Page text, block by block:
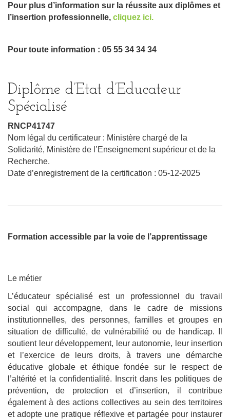
Pour plus d’information sur la réussite aux diplômes et
l’insertion professionnelle, cliquez ici.
Pour toute information : 05 55 34 34 34
Diplôme d’Etat d’Educateur
Spécialisé
RNCP41747
Nom légal du certificateur : Ministère chargé de la
Solidarité, Ministère de l’Enseignement supérieur et de la
Recherche.
Date d’enregistrement de la certification : 05-12-2025
Formation accessible par la voie de l’apprentissage
Le métier
L’éducateur spécialisé est un professionnel du travail
social qui accompagne, dans le cadre de missions
institutionnelles, des personnes, familles et groupes en
situation de difficulté, de vulnérabilité ou de handicap. Il
soutient leur développement, leur autonomie, leur insertion
et l’exercice de leurs droits, à travers une démarche
éducative globale et éthique fondée sur le respect de
l’altérité et la confidentialité. Inscrit dans les politiques de
prévention, de protection et d’insertion, il contribue
également à des actions collectives au sein des territoires
et adopte une pratique réflexive et partagée pour instaurer